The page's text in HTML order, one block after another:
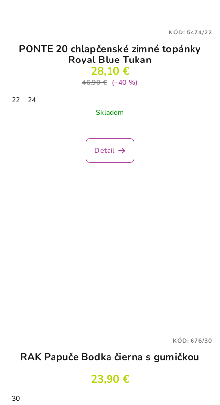
PONTE 20 chlapčenské zimné topánky
Royal Blue Tukan
28,10 €
46,90 €
(–40 %)
22
24
Skladom
Detail
KÓD: 5474/22
RAK Papuče Bodka čierna s gumičkou
23,90 €
30
KÓD:676/30